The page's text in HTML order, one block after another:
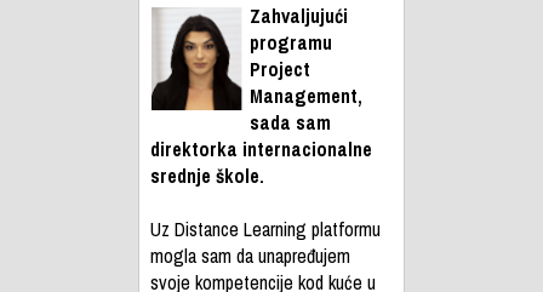
Zahvaljujući
programu
Project
Management,
sada sam
direktorka internacionalne
srednje škole.
Uz Distance Learning platformu
mogla sam da unapređujem
svoje kompetencije kod kuće u